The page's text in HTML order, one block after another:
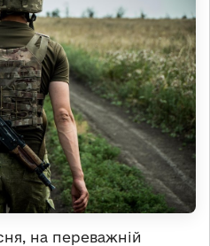
на переважній